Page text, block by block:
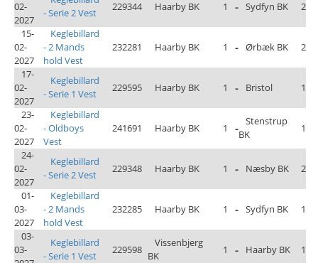
02-
2027
- Serie 2 Vest
229344 Haarby BK 1 - Sydfyn BK 2
15-
02-
2027
Keglebillard
- 2 Mands
hold Vest
232281 Haarby BK 1 - Ørbæk BK 2
17-
02-
2027
Keglebillard
- Serie 1 Vest
229595 Haarby BK 1 - Bristol 1
23-
02-
2027
Keglebillard
- Oldboys
Vest
241691 Haarby BK 1 -
Stenstrup
BK
1
24-
02-
2027
Keglebillard
- Serie 2 Vest
229348 Haarby BK 1 - Næsby BK 2
01-
03-
2027
Keglebillard
- 2 Mands
hold Vest
232285 Haarby BK 1 - Sydfyn BK 1
03-
03-
Keglebillard
- Serie 1 Vest
229598
Vissenbjerg
BK
1 - Haarby BK 1